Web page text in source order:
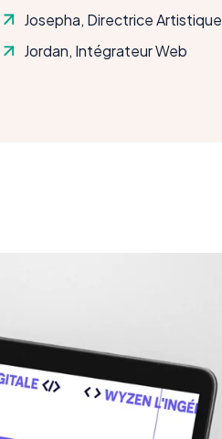
Josepha, Directrice Artistique
Jordan, Intégrateur Web